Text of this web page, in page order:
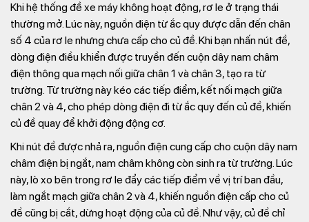
Khi hệ thống đề xe máy không hoạt động, rơ le ở trạng thái
thường mở. Lúc này, nguồn điện từ ắc quy được dẫn đến chân
số 4 của rơ le nhưng chưa cấp cho củ đề. Khi bạn nhấn nút đề,
dòng điện điều khiển được truyền đến cuộn dây nam châm
điện thông qua mạch nối giữa chân 1 và chân 3, tạo ra từ
trường. Từ trường này kéo các tiếp điểm, kết nối mạch giữa
chân 2 và 4, cho phép dòng điện đi từ ắc quy đến củ đề, khiến
củ đề quay để khởi động động cơ.
Khi nút đề được nhả ra, nguồn điện cung cấp cho cuộn dây nam
châm điện bị ngắt, nam châm không còn sinh ra từ trường. Lúc
này, lò xo bên trong rơ le đẩy các tiếp điểm về vị trí ban đầu,
làm ngắt mạch giữa chân 2 và 4, khiến nguồn điện cấp cho củ
đề cũng bị cắt, dừng hoạt động của củ đề. Như vậy, củ đề chỉ